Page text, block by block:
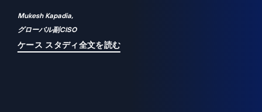
Mukesh Kapadia,
グローバル副CISO
ケース スタディ全文を読む